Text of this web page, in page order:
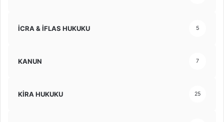
İCRA & İFLAS HUKUKU 5
KANUN 7
KİRA HUKUKU 25